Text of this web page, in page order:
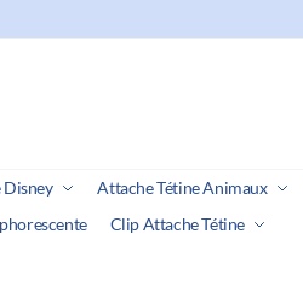
Disney Attache Tétine Animaux
Clip Attache Tétine